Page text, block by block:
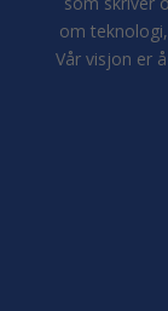
om
Vår visjon er